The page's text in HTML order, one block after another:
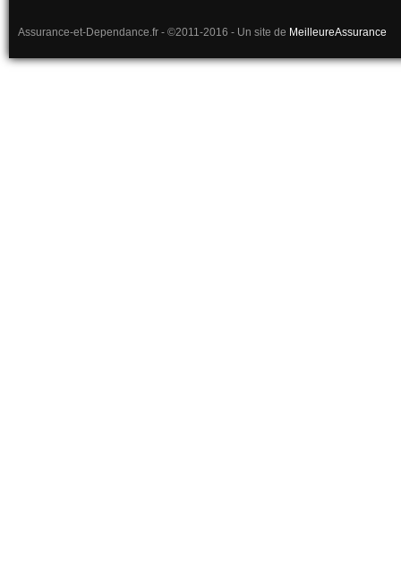
Assurance-et-Dependance.fr - ©2011-2016 - Un site de MeilleureAssurance